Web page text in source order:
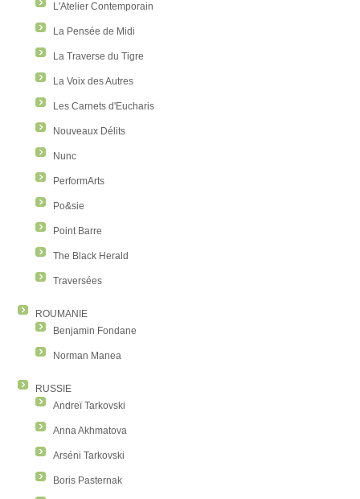
L'Atelier Contemporain
La Pensée de Midi
La Traverse du Tigre
La Voix des Autres
Les Carnets d'Eucharis
Nouveaux Délits
Nunc
PerformArts
Po&sie
Point Barre
The Black Herald
Traversées
ROUMANIE
Benjamin Fondane
Norman Manea
RUSSIE
Andreï Tarkovski
Anna Akhmatova
Arséni Tarkovski
Boris Pasternak